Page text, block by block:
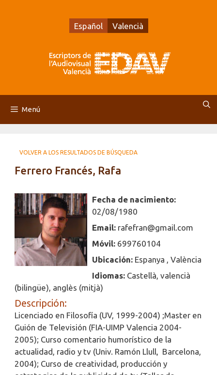
Español Valencià
Menú
VOLVER A LOS RESULTADOS DE BÚSQUEDA
Ferrero Francés, Rafa
Fecha de nacimiento:
02/08/1980
Email: rafefran@gmail.com
Móvil: 699760104
Ubicación: Espanya , València
Idiomas: Castellà, valencià
(bilingüe), anglès (mitjà)
Descripción:
Licenciado en Filosofía (UV, 1999-2004) ;Master en
Guión de Televisión (FIA-UIMP Valencia 2004-
2005); Curso comentario humorístico de la
actualidad, radio y tv (Univ. Ramón Llull, Barcelona,
2004); Curso de creatividad, producción y